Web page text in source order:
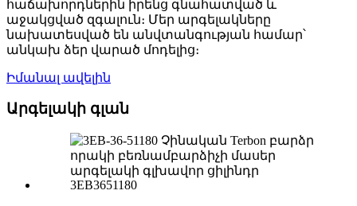
հաճախորդներին իրենց գնահատված և
աջակցված զգալուն։ Մեր արգելակները
նախատեսված են անվտանգության համար՝
անկախ ձեր վարած մոդելից։
Իմանալ ավելին
Արգելակի գլան